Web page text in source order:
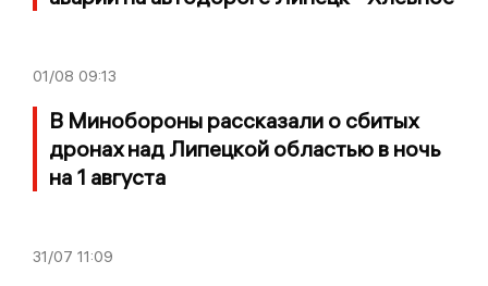
01/08 09:13
В Минобороны рассказали о сбитых
дронах над Липецкой областью в ночь
на 1 августа
31/07 11:09